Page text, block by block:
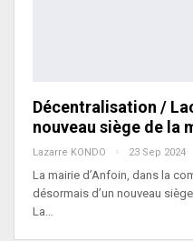
Décentralisation /
nouveau siège de la
Lazarre KONDO 23 Sep 2024
La mairie d’Anfoin, dans la
désormais d’un nouveau
La…